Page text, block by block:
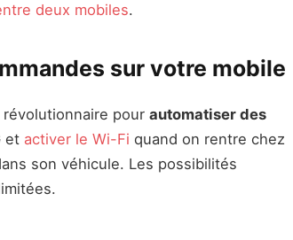
deux mobiles.
sur votre mobile
pour automatiser des
et activer le Wi-Fi quand on rentre chez
son véhicule. Les possibilités